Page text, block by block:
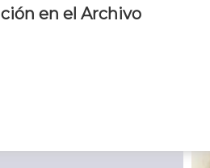
en el Archivo